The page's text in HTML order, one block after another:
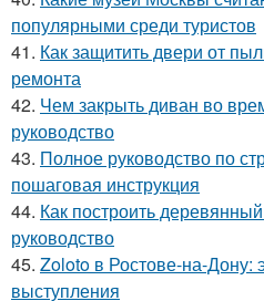
популярными среди туристов
41. Как защитить двери от
ремонта
42. Чем закрыть диван во
руководство
43. Полное руководство по
пошаговая инструкция
44. Как построить
руководство
45. Zoloto в Ростове-на-Дону:
выступления